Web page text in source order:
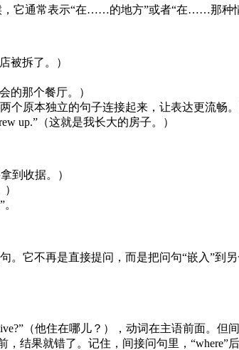
，它通常表示“在……的地方”或者“在……那种
被拆了。）
的那个餐厅。）
原本独立的句子连接起来，让表达更流畅。
up.”（这就是我长大的房子。）
到收据。）
它不再是直接提问，而是把问句“嵌入”到另
（他住在哪儿？），动词在主语前面。但
结果就错了。记住，间接问句里，“where”